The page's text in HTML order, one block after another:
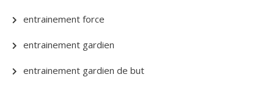
entrainement force
entrainement gardien
entrainement gardien de but